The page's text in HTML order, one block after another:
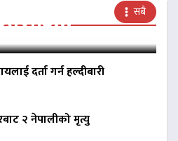
सबै
दर्ता गर्न हल्दीबारी
२ नेपालीको मृत्यु